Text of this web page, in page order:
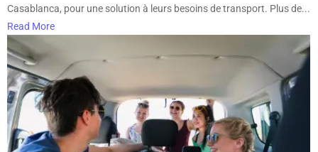
Casablanca, pour une solution à leurs besoins de transport. Plus de...
Read More